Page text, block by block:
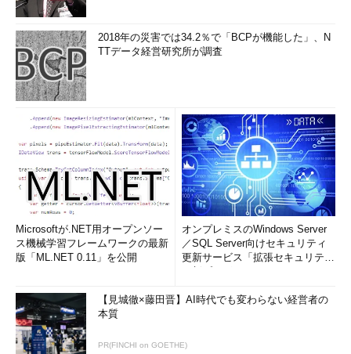
2018年の災害では34.2％で「BCPが機能した」、N
TTデータ経営研究所が調査
Microsoftが.NET用オープンソー
ス機械学習フレームワークの最新
版「ML.NET 0.11」を公開
オンプレミスのWindows Server
／SQL Server向けセキュリティ
更新サービス「拡張セキュリティ
【見城徹×藤田晋】AI時代でも変わらない経営者の
本質
PR(FINCHI on GOETHE)